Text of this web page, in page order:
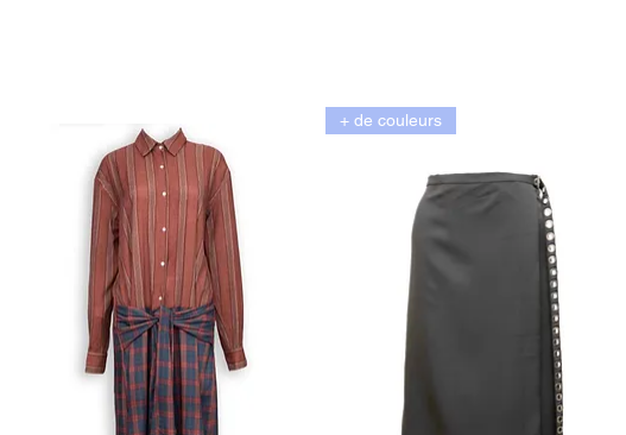
+ de couleurs